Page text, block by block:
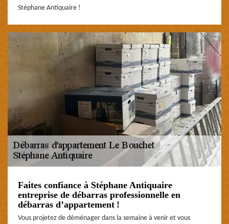
Stéphane Antiquaire !
Faites confiance à Stéphane Antiquaire
entreprise de débarras professionnelle en
débarras d’appartement !
Vous projetez de déménager dans la semaine à venir et vous